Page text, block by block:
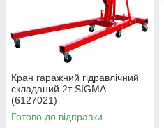
Кран гаражний гідравлічний
складаний 2т SIGMA
(6127021)
Готово до відправки